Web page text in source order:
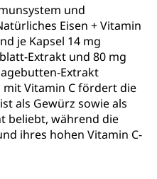
und
Eisen + Vitamin
je Kapsel 14 mg
Extrakt und 80 mg
Extrakt
Vitamin C fördert die
als Gewürz sowie als
beliebt, während die
ihres hohen Vitamin C-